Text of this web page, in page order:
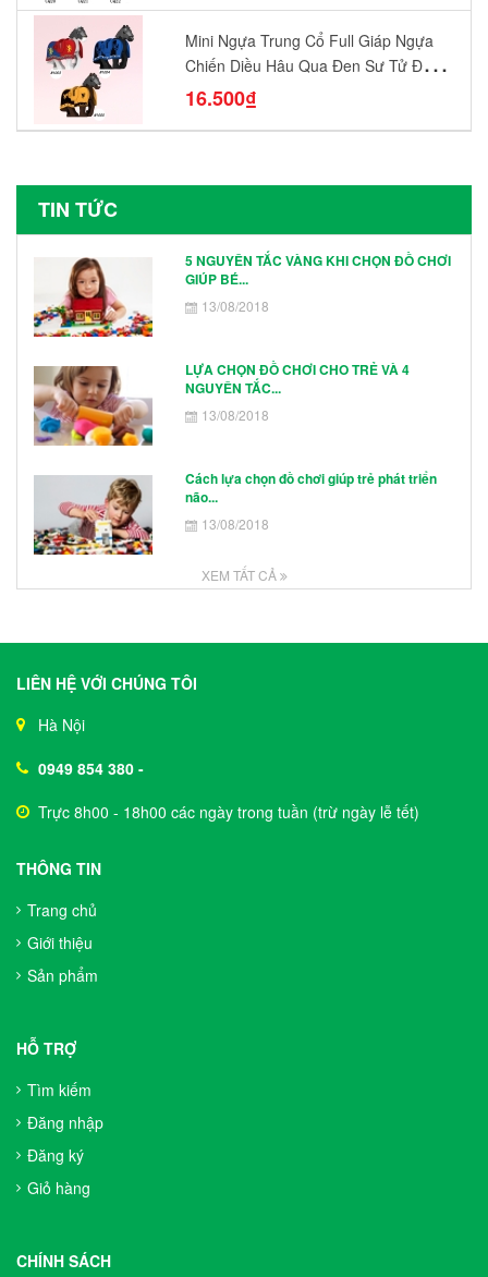
Mini Ngựa Trung Cổ Full Giáp Ngựa
Chiến Diều Hâu Quạ Đen Sư Tử Đỏ
N1003 - N1005 Đồ Chơi Lắp Ráp Mô
16.500₫
TIN TỨC
5 NGUYÊN TẮC VÀNG KHI CHỌN ĐỒ CHƠI
GIÚP BÉ...
13/08/2018
LỰA CHỌN ĐỒ CHƠI CHO TRẺ VÀ 4
NGUYÊN TẮC...
13/08/2018
Cách lựa chọn đồ chơi giúp trẻ phát triển
não...
13/08/2018
XEM TẤT CẢ
LIÊN HỆ VỚI CHÚNG TÔI
Hà Nội
0949 854 380 -
Trực 8h00 - 18h00 các ngày trong tuần (trừ ngày lễ tết)
THÔNG TIN
Trang chủ
Giới thiệu
Sản phẩm
HỖ TRỢ
Tìm kiếm
Đăng nhập
Đăng ký
Giỏ hàng
CHÍNH SÁCH